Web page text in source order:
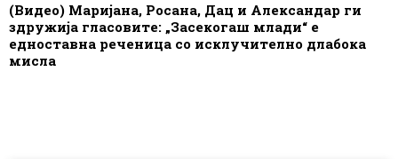
(Видео) Маријана, Росана, Дац и Александар ги
здружија гласовите: „Засекогаш млади“ е
едноставна реченица со исклучително длабока
мисла